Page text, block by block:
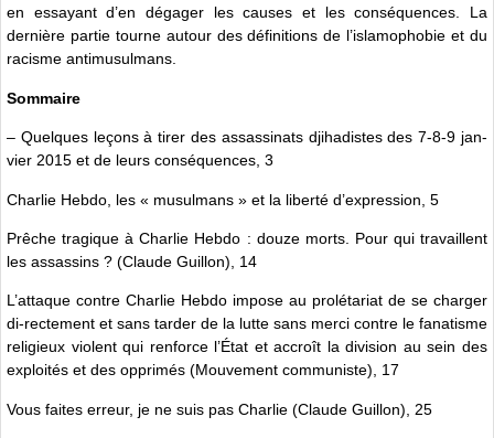
en essayant d’en dégager les causes et les conséquences. La
dernière partie tourne autour des définitions de l’islamophobie et du
racisme antimusulmans.
Sommaire
– Quelques leçons à tirer des assassinats djihadistes des 7-8-9 jan-
vier 2015 et de leurs conséquences, 3
Charlie Hebdo, les « musulmans » et la liberté d’expression, 5
Prêche tragique à Charlie Hebdo : douze morts. Pour qui travaillent
les assassins ? (Claude Guillon), 14
L’attaque contre Charlie Hebdo impose au prolétariat de se charger
di-rectement et sans tarder de la lutte sans merci contre le fanatisme
religieux violent qui renforce l’État et accroît la division au sein des
exploités et des opprimés (Mouvement communiste), 17
Vous faites erreur, je ne suis pas Charlie (Claude Guillon), 25